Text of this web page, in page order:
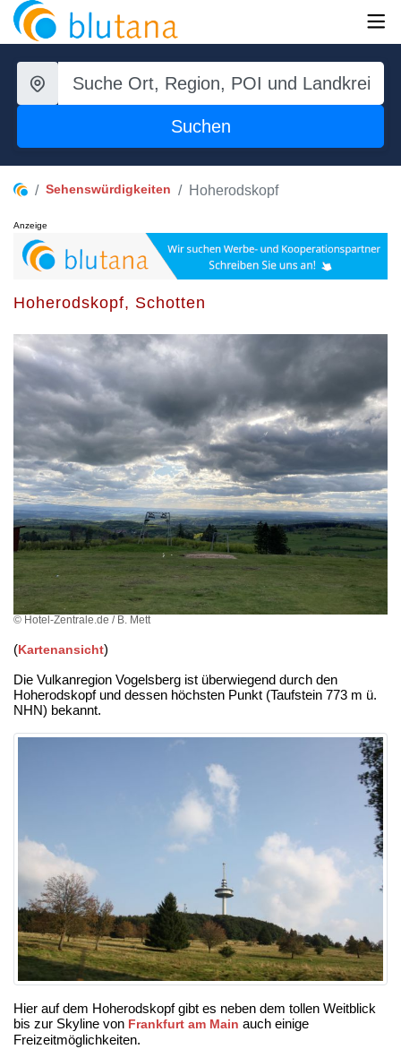
Suchen
Sehenswürdigkeiten Hoherodskopf
Anzeige
Hoherodskopf, Schotten
© Hotel-Zentrale.de / B. Mett
(Kartenansicht)
Die Vulkanregion Vogelsberg ist überwiegend durch den
Hoherodskopf und dessen höchsten Punkt (Taufstein 773 m ü.
NHN) bekannt.
Hier auf dem Hoherodskopf gibt es neben dem tollen Weitblick
bis zur Skyline von Frankfurt am Main auch einige
Freizeitmöglichkeiten.